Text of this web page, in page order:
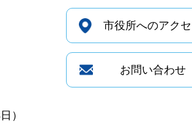
）
市役所へのアクセ
お問い合わせ